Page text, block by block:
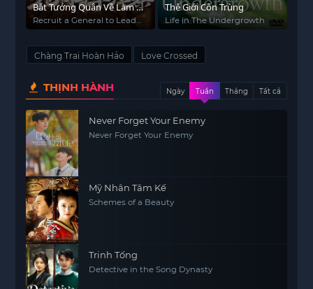
Bắt Tướng Quân Về Làm Áp
Trại Phu Quân
Recruit a General to Lead
Thế Giới Côn Trùng
Life in The Undergrowth
Chàng Trai Hoàn Hảo Love Crossed
THỊNH HÀNH Ngày Tuần Tháng Tất cả
Never Forget Your Enemy
Never Forget Your Enemy
Mỹ Nhân Tâm Kế
Schemes of a Beauty
Trinh Tống
Detective in the Song Dynasty